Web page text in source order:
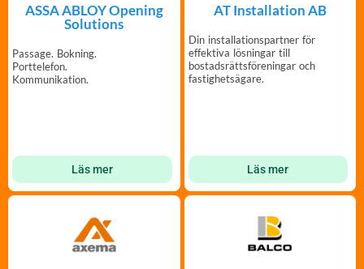
ASSA ABLOY Opening
Solutions
Passage. Bokning.
Porttelefon.
Kommunikation.
Läs mer
AT Installation AB
Din installationspartner för
effektiva lösningar till
bostadsrättsföreningar och
fastighetsägare.
Läs mer